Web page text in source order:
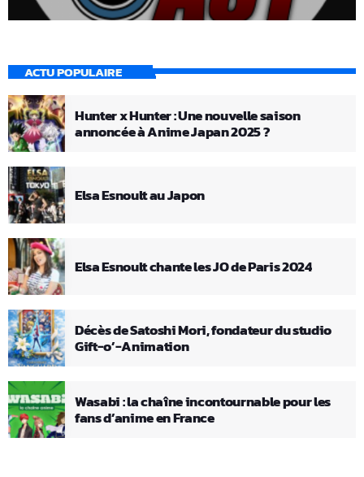
ACTU POPULAIRE
Hunter x Hunter : Une nouvelle saison
annoncée à Anime Japan 2025 ?
Elsa Esnoult au Japon
Elsa Esnoult chante les JO de Paris 2024
Décès de Satoshi Mori, fondateur du studio
Gift-o’-Animation
Wasabi : la chaîne incontournable pour les
fans d’anime en France